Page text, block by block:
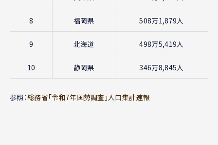
8 福岡県 508万1,879人
9 北海道 498万5,419人
10 静岡県 346万8,845人
参照：総務省「令和7年国勢調査」人口集計速報